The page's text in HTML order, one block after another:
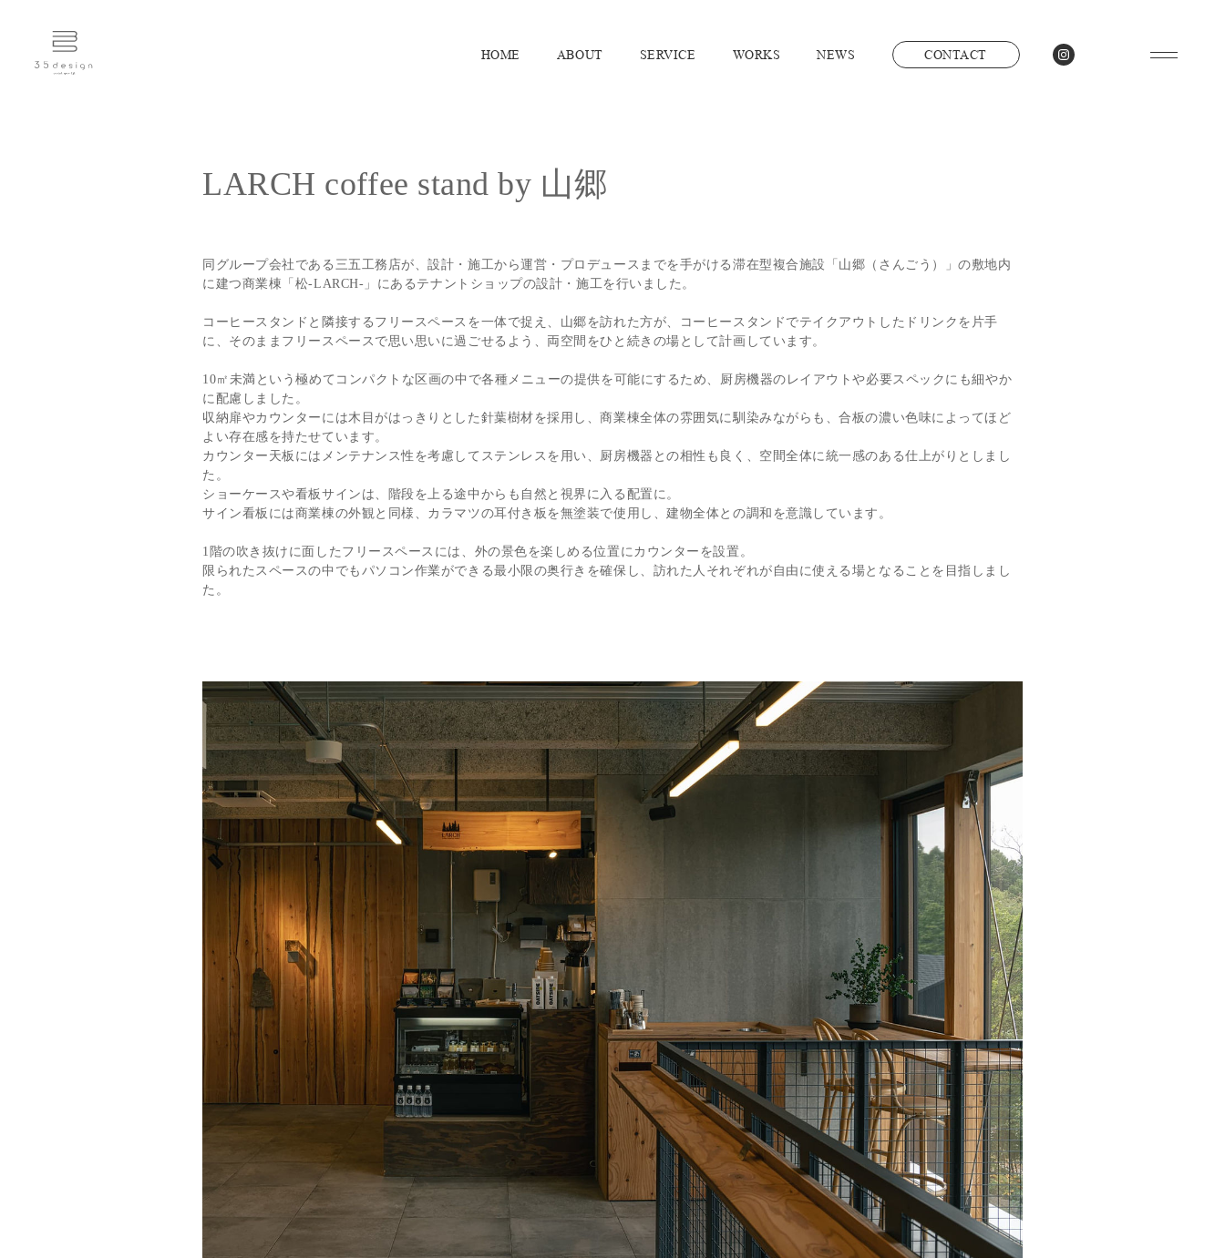
HOME ABOUT SERVICE WORKS NEWS CONTACT
LARCH coffee stand by 山郷
同グループ会社である三五工務店が、設計・施工から運営・プロデュースまでを手がける滞在型複合施設「山郷（さんごう）」の敷地内
に建つ商業棟「松-LARCH-」にあるテナントショップの設計・施工を行いました。
コーヒースタンドと隣接するフリースペースを一体で捉え、山郷を訪れた方が、コーヒースタンドでテイクアウトしたドリンクを片手
に、そのままフリースペースで思い思いに過ごせるよう、両空間をひと続きの場として計画しています。
10㎡未満という極めてコンパクトな区画の中で各種メニューの提供を可能にするため、厨房機器のレイアウトや必要スペックにも細やか
に配慮しました。
収納扉やカウンターには木目がはっきりとした針葉樹材を採用し、商業棟全体の雰囲気に馴染みながらも、合板の濃い色味によってほど
よい存在感を持たせています。
カウンター天板にはメンテナンス性を考慮してステンレスを用い、厨房機器との相性も良く、空間全体に統一感のある仕上がりとしまし
た。
ショーケースや看板サインは、階段を上る途中からも自然と視界に入る配置に。
サイン看板には商業棟の外観と同様、カラマツの耳付き板を無塗装で使用し、建物全体との調和を意識しています。
1階の吹き抜けに面したフリースペースには、外の景色を楽しめる位置にカウンターを設置。
限られたスペースの中でもパソコン作業ができる最小限の奥行きを確保し、訪れた人それぞれが自由に使える場となることを目指しまし
た。